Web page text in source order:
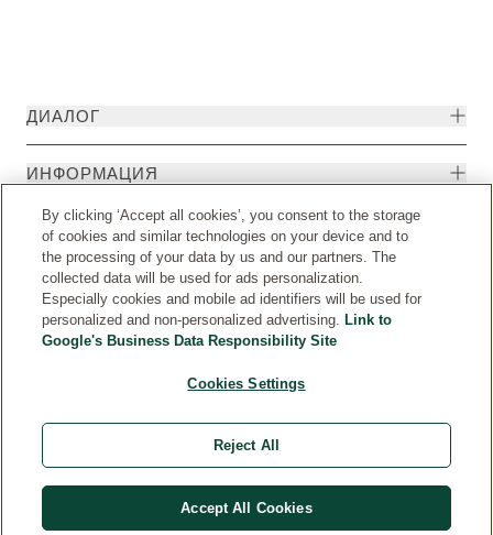
ДИАЛОГ
ИНФОРМАЦИЯ
Страна © Weleda 2026
By clicking ‘Accept all cookies’, you consent to the storage
of cookies and similar technologies on your device and to
the processing of your data by us and our partners. The
collected data will be used for ads personalization.
Especially cookies and mobile ad identifiers will be used for
personalized and non-personalized advertising. Link to
Google's Business Data Responsibility Site
Cookies Settings
Reject All
Accept All Cookies